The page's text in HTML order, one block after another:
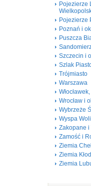
Pojezierze
Pojezierze
Poznań i
Puszcza
Szczecin i
Szlak
Trójmiasto
Warszawa
Wrocław i
Wybrzeże
Wyspa
Zakopane i
Zamość i
Ziemia
Ziemia
Ziemia